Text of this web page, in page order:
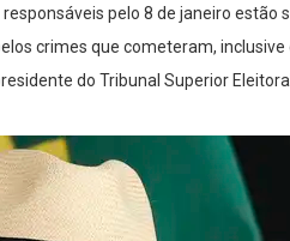
pelo 8 de janeiro estão
crimes que cometeram, inclusive
do Tribunal Superior